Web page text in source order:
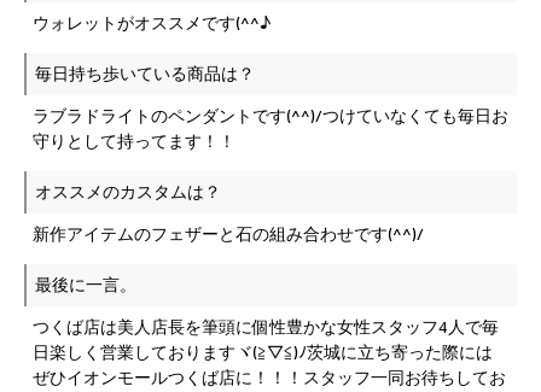
ウォレットがオススメです(^^♪
毎日持ち歩いている商品は？
ラブラドライトのペンダントです(^^)/つけていなくても毎日お
守りとして持ってます！！
オススメのカスタムは？
新作アイテムのフェザーと石の組み合わせです(^^)/
最後に一言。
つくば店は美人店長を筆頭に個性豊かな女性スタッフ4人で毎
日楽しく営業しておりますヾ(≧▽≦)ﾉ茨城に立ち寄った際には
ぜひイオンモールつくば店に！！！スタッフ一同お待ちしてお